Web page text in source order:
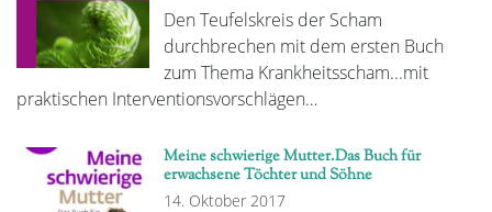
Den Teufelskreis der Scham
durchbrechen mit dem ersten Buch
zum Thema Krankheitsscham...mit
praktischen Interventionsvorschlägen…
Meine schwierige Mutter.Das Buch für
erwachsene Töchter und Söhne
14. Oktober 2017